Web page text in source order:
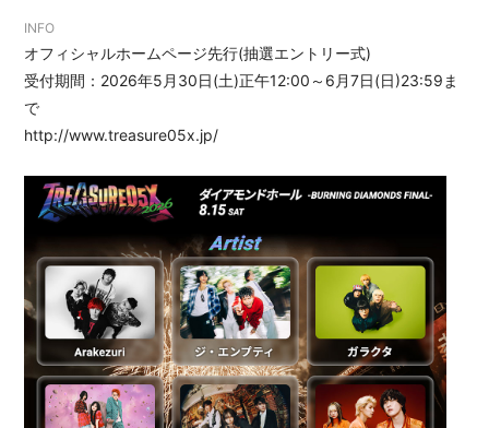
会員登録 ログイン
INFO
オフィシャルホームページ先行(抽選エントリー式)
受付期間：2026年5月30日(土)正午12:00～6月7日(日)23:59ま
で
http://www.treasure05x.jp/